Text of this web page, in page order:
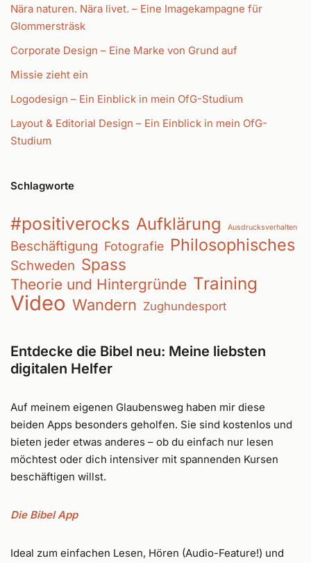
Nära naturen. Nära livet. – Eine Imagekampagne für
Glommersträsk
Corporate Design – Eine Marke von Grund auf
Missie zieht ein
Logodesign – Ein Einblick in mein OfG-Studium
Layout & Editorial Design – Ein Einblick in mein OfG-
Studium
Schlagworte
#positiverocks Aufklärung Ausdrucksverhalten
Beschäftigung Fotografie Philosophisches
Schweden Spass
Theorie und Hintergründe Training
Video Wandern Zughundesport
Entdecke die Bibel neu: Meine liebsten
digitalen Helfer
Auf meinem eigenen Glaubensweg haben mir diese
beiden Apps besonders geholfen. Sie sind kostenlos und
bieten jeder etwas anderes – ob du einfach nur lesen
möchtest oder dich intensiver mit spannenden Kursen
beschäftigen willst.
Die Bibel App
Ideal zum einfachen Lesen, Hören (Audio-Feature!) und